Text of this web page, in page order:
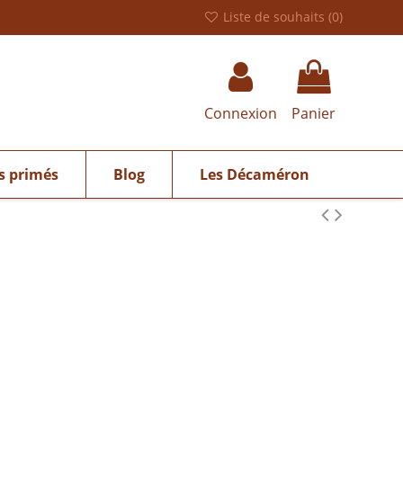
Liste de souhaits (0)
Connexion Panier
primés Blog Les Décaméron